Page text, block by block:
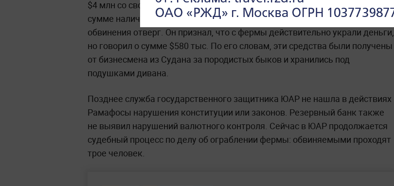
$4 млн со своей фермы в феврале 2020 года и не сообщил о крупной
сумме наличной иностранной валюты финансовым властям. Рамафоса
обвинения отверг. Он признал, что с фермы действительно украли деньги,
но говорил о сумме $580 тыс. По его словам, эти средства были получены
от бизнесмена из Судана за породистых быков и хранились под
подушками дивана.
Позднее служба государственного защитника ЮАР не нашла в действиях
Рамафосы нарушения конституции или законов. Резервный банк также
не выявил нарушений валютного контроля. Сейчас в ЮАР продолжается
судебный процесс по делу об ограблении фермы: обвиняемыми проходят
трое человек.